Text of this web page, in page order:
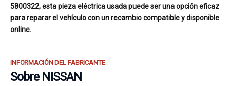
5800322, esta pieza eléctrica usada puede ser una opción eficaz
para reparar el vehículo con un recambio compatible y disponible
online.
INFORMACIÓN DEL FABRICANTE
Sobre NISSAN